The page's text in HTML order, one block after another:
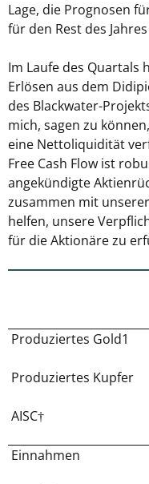
Lage, die Prognosen
für den Rest des
Im Laufe des Quartals
Erlösen aus dem
des Blackwater-
mich, sagen zu
eine Nettoliquidität
Free Cash Flow ist
angekündigte
zusammen mit
helfen, unsere
für die Aktionäre zu
Produziertes Gold1
Produziertes Kupfer
AISC†
Einnahmen